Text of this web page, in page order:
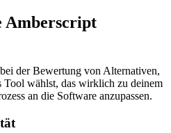
Amberscript
der Bewertung von Alternativen,
Tool wählst, das wirklich zu deinem
an die Software anzupassen.